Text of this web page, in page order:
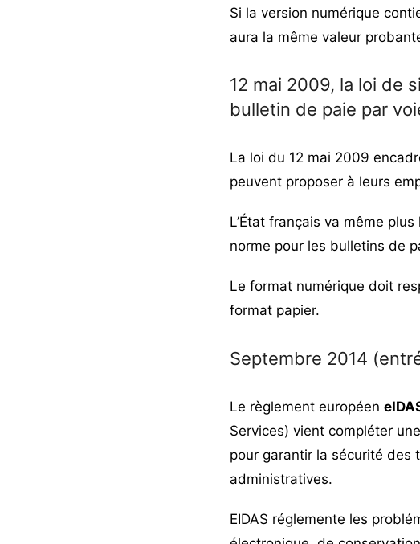
Si la version numérique
aura la même valeur
12 mai 2009, la loi de
bulletin de paie par
La loi du 12 mai 2009
peuvent proposer à leurs
L’État français va même
norme pour les bulletins de
Le format numérique doit
format papier.
Septembre 2014
Le règlement européen
Services) vient compléter
pour garantir la sécurité des
administratives.
EIDAS réglemente les